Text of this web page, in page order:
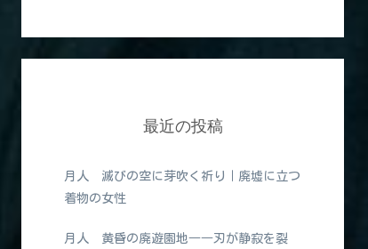
最近の投稿
月人 滅びの空に芽吹く祈り｜廃墟に立つ
着物の女性
月人 黄昏の廃遊園地――刃が静寂を裂